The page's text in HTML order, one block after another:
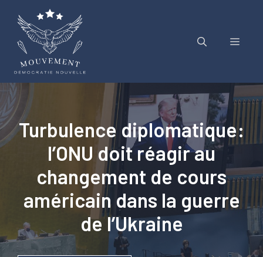
contenu
Menu
Turbulence diplomatique:
l’ONU doit réagir au
changement de cours
américain dans la guerre
de l’Ukraine